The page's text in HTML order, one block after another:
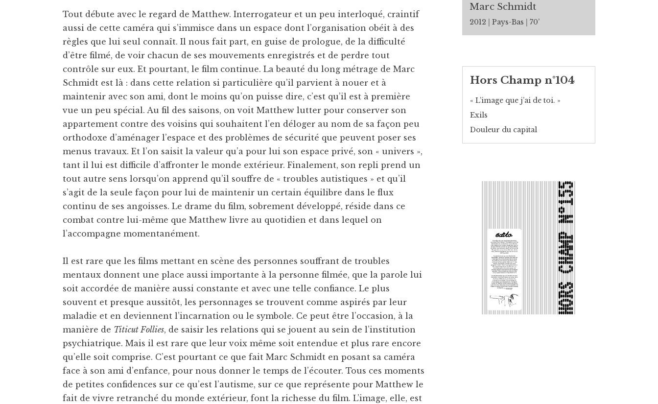
Tout débute avec le regard de Matthew. Interrogateur et un peu interloqué, craintif
aussi de cette caméra qui s’immisce dans un espace dont l’organisation obéit à des
règles que lui seul connaît. Il nous fait part, en guise de prologue, de la difficulté
d’être filmé, de voir chacun de ses mouvements enregistrés et de perdre tout
contrôle sur eux. Et pourtant, le film continue. La beauté du long métrage de Marc
Schmidt est là : dans cette relation si particulière qu’il parvient à nouer et à
maintenir avec son ami, dont le moins qu’on puisse dire, c’est qu’il est à première
vue un peu spécial. Au fil des saisons, on voit Matthew lutter pour conserver son
appartement contre des voisins qui souhaitent l’en déloger au nom de sa façon peu
orthodoxe d’aménager l’espace et des problèmes de sécurité que peuvent poser ses
menus travaux. Et l’on saisit la valeur qu’a pour lui son espace privé, son « univers »,
tant il lui est difficile d’affronter le monde extérieur. Finalement, son repli prend un
tout autre sens lorsqu’on apprend qu’il souffre de « troubles autistiques » et qu’il
s’agit de la seule façon pour lui de maintenir un certain équilibre dans le flux
continu de ses angoisses. Le drame du film, sobrement développé, réside dans ce
combat contre lui-même que Matthew livre au quotidien et dans lequel on
l’accompagne momentanément.
Il est rare que les films mettant en scène des personnes souffrant de troubles
mentaux donnent une place aussi importante à la personne filmée, que la parole lui
soit accordée de manière aussi constante et avec une telle confiance. Le plus
souvent et presque aussitôt, les personnages se trouvent comme aspirés par leur
maladie et en deviennent l’incarnation ou le symbole. Ce peut être l’occasion, à la
manière de Titicut Follies, de saisir les relations qui se jouent au sein de l’institution
psychiatrique. Mais il est rare que leur voix même soit entendue et plus rare encore
qu’elle soit comprise. C’est pourtant ce que fait Marc Schmidt en posant sa caméra
face à son ami d’enfance, pour nous donner le temps de l’écouter. Tous ces moments
de petites confidences sur ce qu’est l’autisme, sur ce que représente pour Matthew le
fait de vivre retranché du monde extérieur, font la richesse du film. L’image, elle, est
Marc Schmidt
2012 Pays-Bas 70’
Hors Champ n°104
« L’image que j’ai de toi. »
Exils
Douleur du capital